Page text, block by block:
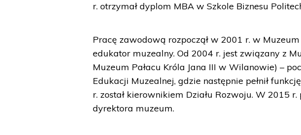
r. otrzymał dyplom MBA w Szkole Biznesu
Pracę zawodową rozpoczął w 2001 r. w
edukator muzealny. Od 2004 r. jest związany z
Muzeum Pałacu Króla Jana III w Wilanowie) –
Edukacji Muzealnej, gdzie następnie pełnił
r. został kierownikiem Działu Rozwoju. W 2015
dyrektora muzeum.